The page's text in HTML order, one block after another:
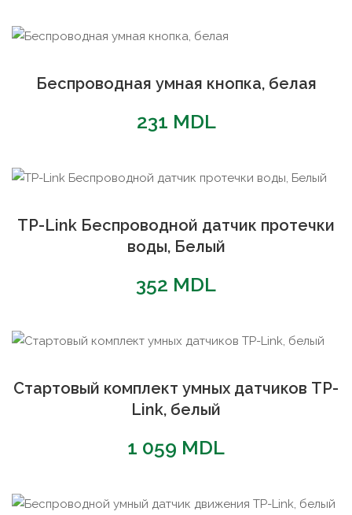
Беспроводная умная кнопка, белая
231 MDL
TP-Link Беспроводной датчик протечки
воды, Белый
352 MDL
Стартовый комплект умных датчиков TP-
Link, белый
1 059 MDL